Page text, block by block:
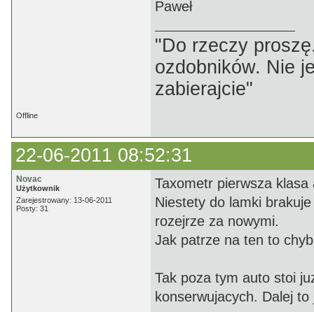
Paweł
"Do rzeczy
ozdobników. Nie
zabierajcie"
Offline
22-06-2011 08:52:31
Novac
Użytkownik
Zarejestrowany: 13-06-2011
Posty: 31
Taxometr pierwsza
Niestety do lamki
rozejrze za nowymi.
Jak patrze na ten to
Tak poza tym auto stoi
konserwujacych. Dalej